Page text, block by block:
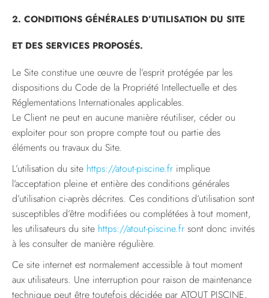
2. CONDITIONS GÉNÉRALES D’UTILISATION DU SITE
ET DES SERVICES PROPOSÉS.
Le Site constitue une œuvre de l’esprit protégée par les
dispositions du Code de la Propriété Intellectuelle et des
Réglementations Internationales applicables.
Le Client ne peut en aucune manière réutiliser, céder ou
exploiter pour son propre compte tout ou partie des
éléments ou travaux du Site.
L’utilisation du site https://atout-piscine.fr implique
l’acceptation pleine et entière des conditions générales
d’utilisation ci-après décrites. Ces conditions d’utilisation sont
susceptibles d’être modifiées ou complétées à tout moment,
les utilisateurs du site https://atout-piscine.fr sont donc invités
à les consulter de manière régulière.
Ce site internet est normalement accessible à tout moment
aux utilisateurs. Une interruption pour raison de maintenance
technique peut être toutefois décidée par ATOUT PISCINE,